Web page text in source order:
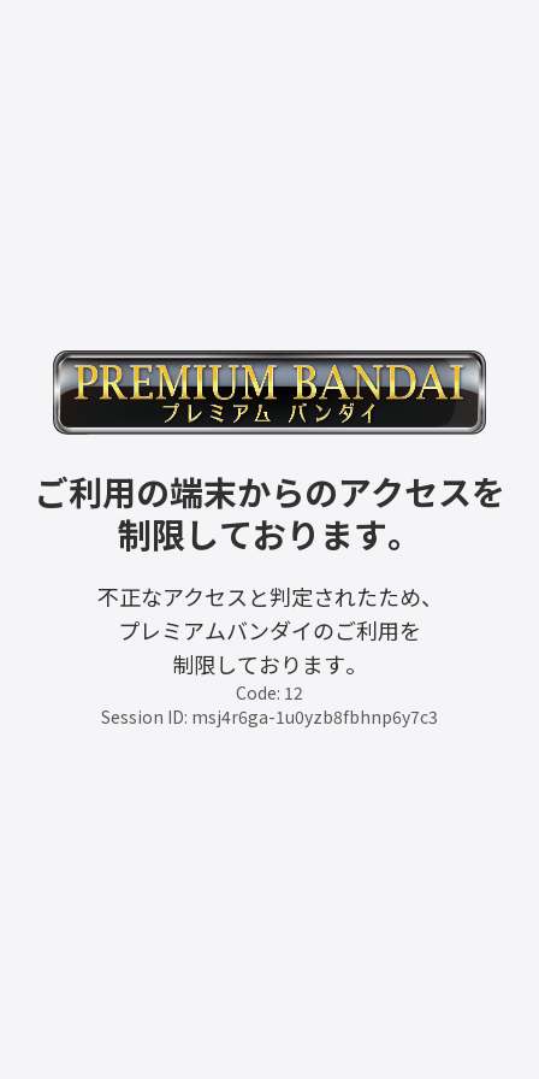
ご利用の端末からのアクセスを
制限しております。
不正なアクセスと判定されたため、
プレミアムバンダイのご利用を
制限しております。
Code: 12
Session ID: msj4r6ga-1u0yzb8fbhnp6y7c3